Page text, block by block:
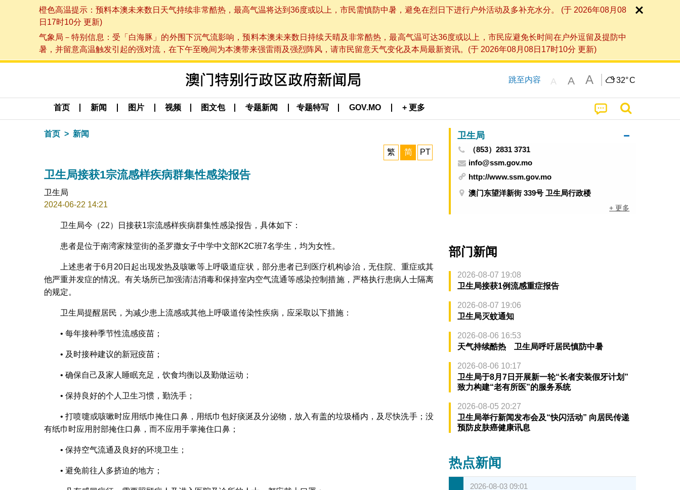
橙色高温提示：预料本澳未来数日天气持续非常酷热，最高气温将达到36度或以上，市民需慎防中暑，避免在烈日下进行户外活动及多补充水分。 (于 2026年08月08
日17时10分 更新)
气象局－特别信息：受「白海豚」的外围下沉气流影响，预料本澳未来数日持续天晴及非常酷热，最高气温可达36度或以上，市民应避免长时间在户外逗留及提防中
暑，并留意高温触发引起的强对流，在下午至晚间为本澳带来强雷雨及强烈阵风，请市民留意天气变化及本局最新资讯。(于 2026年08月08日17时10分 更新)
跳至内容 A A A 32°C
首页 新闻 图片 视频 图文包 专题新闻 专题特写 GOV.MO + 更多
首页 新闻
繁 简 PT
卫生局接获1宗流感样疾病群集性感染报告
卫生局
2024-06-22 14:21
卫生局今（22）日接获1宗流感样疾病群集性感染报告，具体如下：
患者是位于南湾家辣堂街的圣罗撒女子中学中文部K2C班7名学生，均为女性。
上述患者于6月20日起出现发热及咳嗽等上呼吸道症状，部分患者已到医疗机构诊治，无住院、重症或其
他严重并发症的情况。有关场所已加强清洁消毒和保持室内空气流通等感染控制措施，严格执行患病人士隔离
的规定。
卫生局提醒居民，为减少患上流感或其他上呼吸道传染性疾病，应采取以下措施：
• 每年接种季节性流感疫苗；
• 及时接种建议的新冠疫苗；
• 确保自己及家人睡眠充足，饮食均衡以及勤做运动；
• 保持良好的个人卫生习惯，勤洗手；
• 打喷嚏或咳嗽时应用纸巾掩住口鼻，用纸巾包好痰涎及分泌物，放入有盖的垃圾桶内，及尽快洗手；没
有纸巾时应用肘部掩住口鼻，而不应用手掌掩住口鼻；
• 保持空气流通及良好的环境卫生；
• 避免前往人多挤迫的地方；
卫生局
（853）2831 3731
info@ssm.gov.mo
http://www.ssm.gov.mo
澳门东望洋新街 339号 卫生局行政楼
+ 更多
部门新闻
2026-08-07 19:08
卫生局接获1例流感重症报告
2026-08-07 19:06
卫生局灭蚊通知
2026-08-06 16:53
天气持续酷热 卫生局呼吁居民慎防中暑
2026-08-06 10:17
卫生局于8月7日开展新一轮“长者安装假牙计划”
致力构建“老有所医”的服务系统
2026-08-05 20:27
卫生局举行新闻发布会及“快闪活动” 向居民传递
预防皮肤癌健康讯息
热点新闻
2026-08-03 09:01